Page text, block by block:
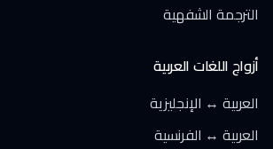
الترجمة الشفهية
أزواج اللغات العربية
العربية ↔ الإنجليزية
العربية ↔ الفرنسية